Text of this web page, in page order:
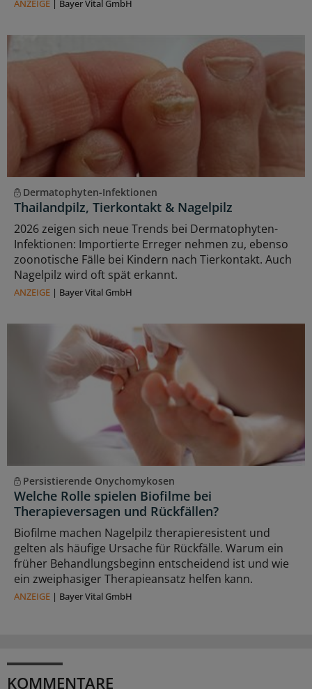
ANZEIGE | Bayer Vital GmbH
Dermatophyten-Infektionen
Thailandpilz, Tierkontakt & Nagelpilz
2026 zeigen sich neue Trends bei Dermatophyten-
Infektionen: Importierte Erreger nehmen zu, ebenso
zoonotische Fälle bei Kindern nach Tierkontakt. Auch
Nagelpilz wird oft spät erkannt.
ANZEIGE | Bayer Vital GmbH
Persistierende Onychomykosen
Welche Rolle spielen Biofilme bei
Therapieversagen und Rückfällen?
Biofilme machen Nagelpilz therapieresistent und
gelten als häufige Ursache für Rückfälle. Warum ein
früher Behandlungsbeginn entscheidend ist und wie
ein zweiphasiger Therapieansatz helfen kann.
ANZEIGE | Bayer Vital GmbH
KOMMENTARE